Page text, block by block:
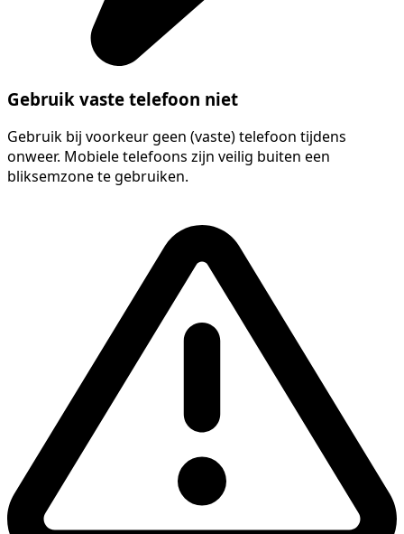
Gebruik vaste telefoon niet
Gebruik bij voorkeur geen (vaste) telefoon tijdens
onweer. Mobiele telefoons zijn veilig buiten een
bliksemzone te gebruiken.